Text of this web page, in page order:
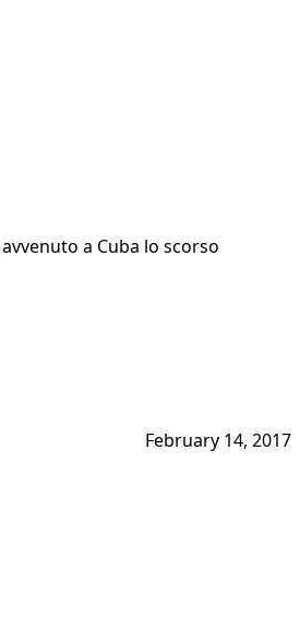
a Cuba lo scorso
February 14, 2017